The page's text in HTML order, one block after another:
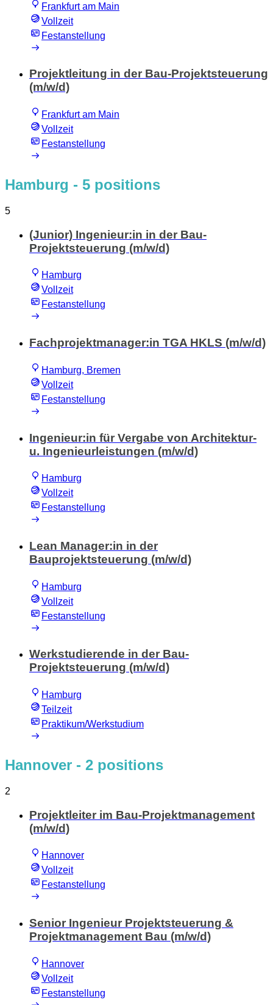
Frankfurt am Main
Vollzeit
Festanstellung
Projektleitung in der Bau-Projektsteuerung
(m/w/d)
Frankfurt am Main
Vollzeit
Festanstellung
Hamburg - 5 positions
5
(Junior) Ingenieur:in in der Bau-
Projektsteuerung (m/w/d)
Hamburg
Vollzeit
Festanstellung
Fachprojektmanager:in TGA HKLS (m/w/d)
Hamburg, Bremen
Vollzeit
Festanstellung
Ingenieur:in für Vergabe von Architektur-
u. Ingenieurleistungen (m/w/d)
Hamburg
Vollzeit
Festanstellung
Lean Manager:in in der
Bauprojektsteuerung (m/w/d)
Hamburg
Vollzeit
Festanstellung
Werkstudierende in der Bau-
Projektsteuerung (m/w/d)
Hamburg
Teilzeit
Praktikum/Werkstudium
Hannover - 2 positions
2
Projektleiter im Bau-Projektmanagement
(m/w/d)
Hannover
Vollzeit
Festanstellung
Senior Ingenieur Projektsteuerung &
Projektmanagement Bau (m/w/d)
Hannover
Vollzeit
Festanstellung